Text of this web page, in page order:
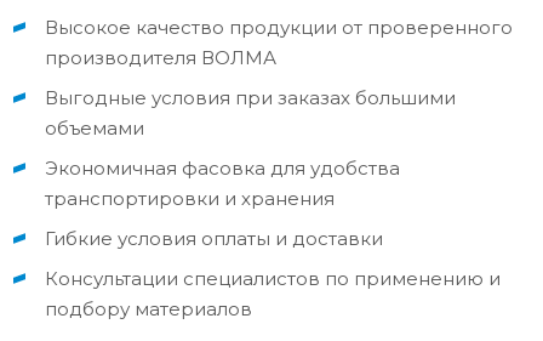
Высокое качество продукции от проверенного
производителя ВОЛМА
Выгодные условия при заказах большими
объемами
Экономичная фасовка для удобства
транспортировки и хранения
Гибкие условия оплаты и доставки
Консультации специалистов по применению и
подбору материалов